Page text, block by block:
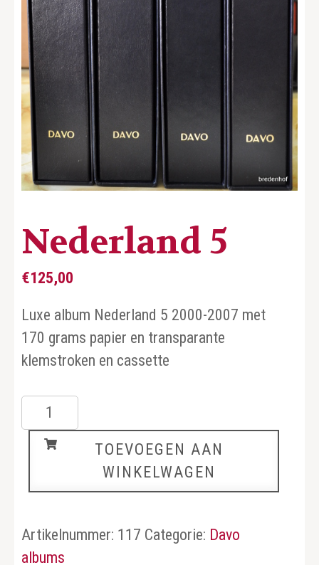
Nederland 5
€125,00
Luxe album Nederland 5 2000-2007 met
170 grams papier en transparante
klemstroken en cassette
Nederland
5
aantal
TOEVOEGEN AAN
WINKELWAGEN
Artikelnummer: 117 Categorie: Davo
albums